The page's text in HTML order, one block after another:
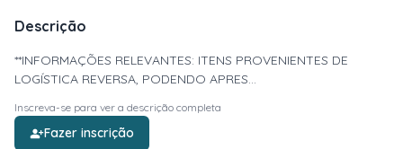
Descrição
**INFORMAÇÕES RELEVANTES: ITENS PROVENIENTES DE
LOGÍSTICA REVERSA, PODENDO APRES...
Inscreva-se para ver a descrição completa
Fazer inscrição